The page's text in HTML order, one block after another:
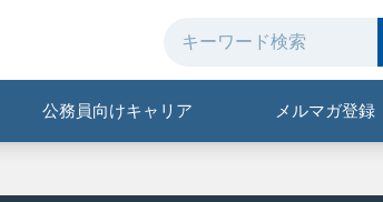
公務員向けキャリア メルマガ登録